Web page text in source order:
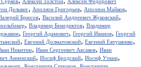
Дельвиг, Аполлон Григорьев, Аполлон Майков,
Брюсов, Василий Андреевич Жуковский,
, Владимир Бенедиктов, Владимир
, Георгий Адамович, Георгий Иванов, Георгий
, Евгений Долматовский, Евгений Евтушенко,
Никитин, Иван Сергеевич Аксаков, Иван
Анненский, Иосиф Бродский, Иосиф Уткин,